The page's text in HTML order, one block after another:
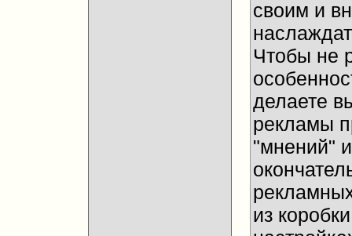
своим и
Чтобы не
делаете
рекламы
"мнений"
из